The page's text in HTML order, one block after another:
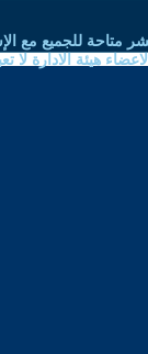
متاحة للجميع مع
هيئة الادارة لا